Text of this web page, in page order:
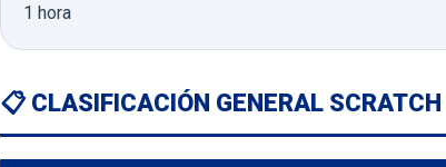
1 hora
📋 CLASIFICACIÓN GENERAL SCRATCH